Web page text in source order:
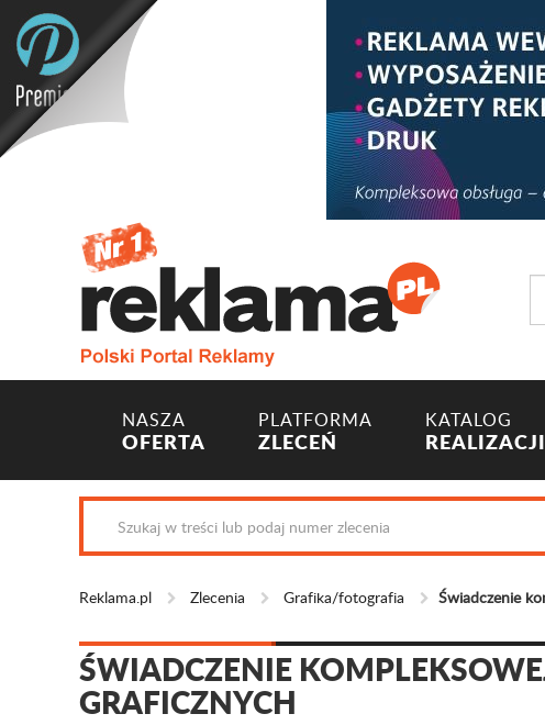
NASZA
OFERTA
PLATFORMA
ZLECEŃ
KATALOG
REALIZACJI
Reklama.pl Zlecenia Grafika/fotografia Świadczenie
ŚWIADCZENIE
GRAFICZNYCH